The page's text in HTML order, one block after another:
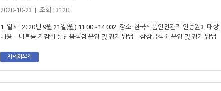
2020-10-23 | 조회 : 3120
1. 일시: 2020년 9월 21일(월) 11:00~14:002. 장소: 한국식품안전관리 인증원3. 대상
내용 - 나트륨 저감화 실천음식점 운영 및 평가 방법 - 삼삼급식소 운영 및 평가 방법
자세히보기